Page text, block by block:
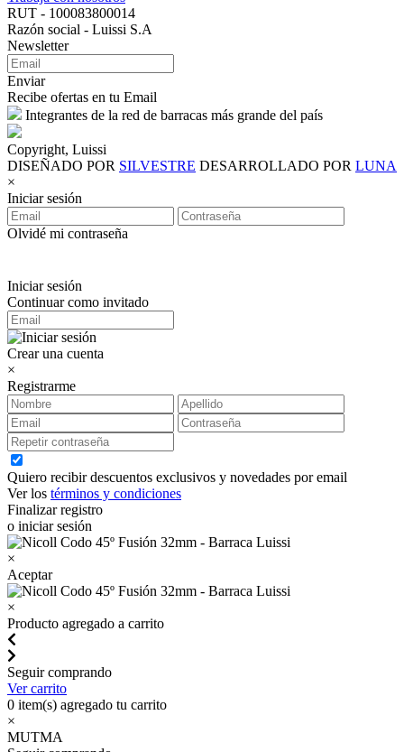
RUT - 100083800014
Razón social - Luissi S.A
Newsletter
Enviar
Recibe ofertas en tu Email
Integrantes de la red de barracas más grande del país
Copyright, Luissi
DISEÑADO POR SILVESTRE DESARROLLADO POR LUNA
×
Iniciar sesión
Olvidé mi contraseña
Iniciar sesión
Continuar como invitado
Crear una cuenta
×
Registrarme
Quiero recibir descuentos exclusivos y novedades por email
Ver los términos y condiciones
Finalizar registro
o iniciar sesión
×
Aceptar
×
Producto agregado a carrito
Seguir comprando
Ver carrito
0 item(s) agregado tu carrito
×
MUTMA